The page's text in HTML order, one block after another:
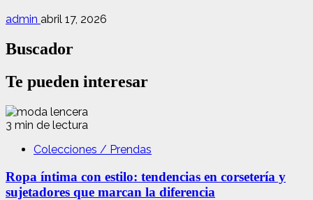
admin abril 17, 2026
Buscador
Te pueden interesar
3 min de lectura
Colecciones / Prendas
Ropa íntima con estilo: tendencias en corsetería y
sujetadores que marcan la diferencia